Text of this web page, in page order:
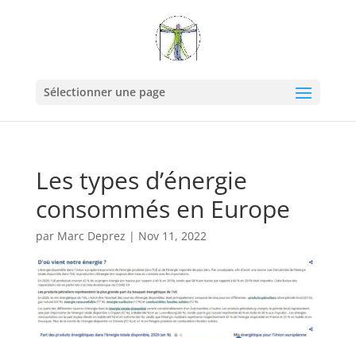
Sélectionner une page
Les types d’énergie
consommés en Europe
par Marc Deprez | Nov 11, 2022